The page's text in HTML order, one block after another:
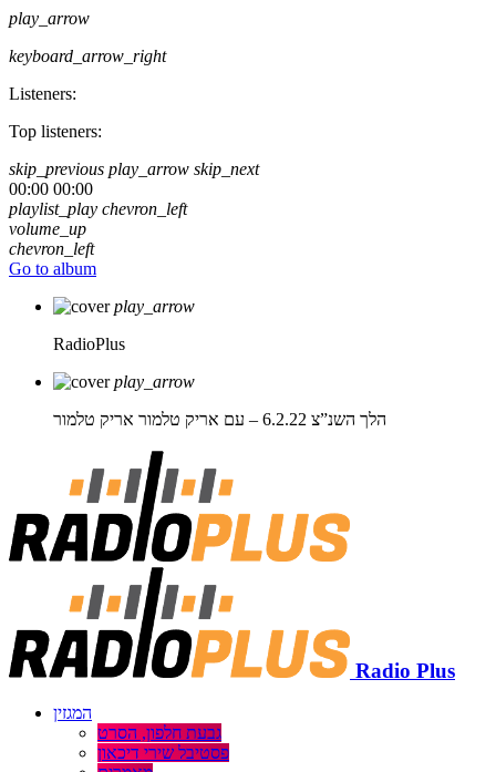
play_arrow
keyboard_arrow_right
Listeners:
Top listeners:
skip_previous play_arrow skip_next
00:00 00:00
playlist_play chevron_left
volume_up
chevron_left
Go to album
play_arrow
RadioPlus
play_arrow
הלך השנ”צ 6.2.22 – עם אריק טלמור
אריק טלמור
Radio Plus
המגזין
גבעת חלפון, הסרט
פסטיבל שירי דיכאון